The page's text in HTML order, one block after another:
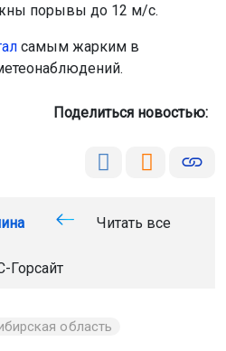
порывы до 12 м/с.
самым жарким в
Поделиться новостью:
Читать все
Горсайт
область